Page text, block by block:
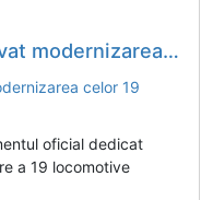
celor 19 locomotive
oficial dedicat
a 19 locomotive